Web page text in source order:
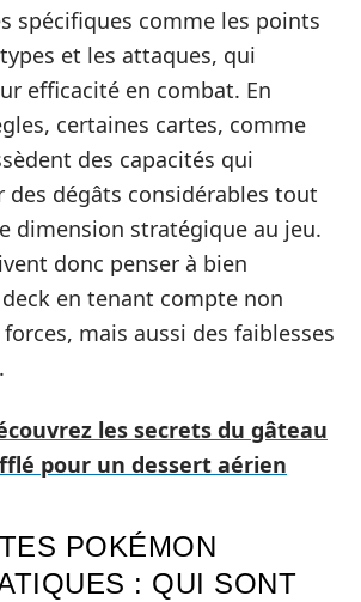
spécifiques comme les points
et les attaques, qui
efficacité en combat. En
certaines cartes, comme
des capacités qui
des dégâts considérables tout
dimension stratégique au jeu.
donc penser à bien
en tenant compte non
mais aussi des faiblesses
les secrets du gâteau
pour un dessert aérien
POKÉMON
: QUI SONT